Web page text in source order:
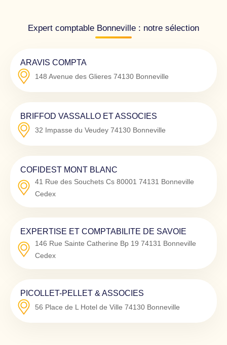
Expert comptable Bonneville : notre sélection
ARAVIS COMPTA
148 Avenue des Glieres 74130 Bonneville
BRIFFOD VASSALLO ET ASSOCIES
32 Impasse du Veudey 74130 Bonneville
COFIDEST MONT BLANC
41 Rue des Souchets Cs 80001 74131 Bonneville
Cedex
EXPERTISE ET COMPTABILITE DE SAVOIE
146 Rue Sainte Catherine Bp 19 74131 Bonneville
Cedex
PICOLLET-PELLET & ASSOCIES
56 Place de L Hotel de Ville 74130 Bonneville